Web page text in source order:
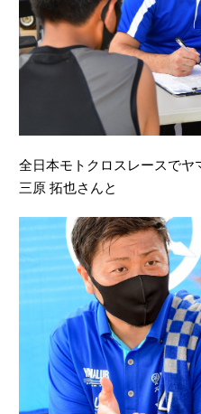
全日本モトクロスレースでヤ
三原 拓也さんと